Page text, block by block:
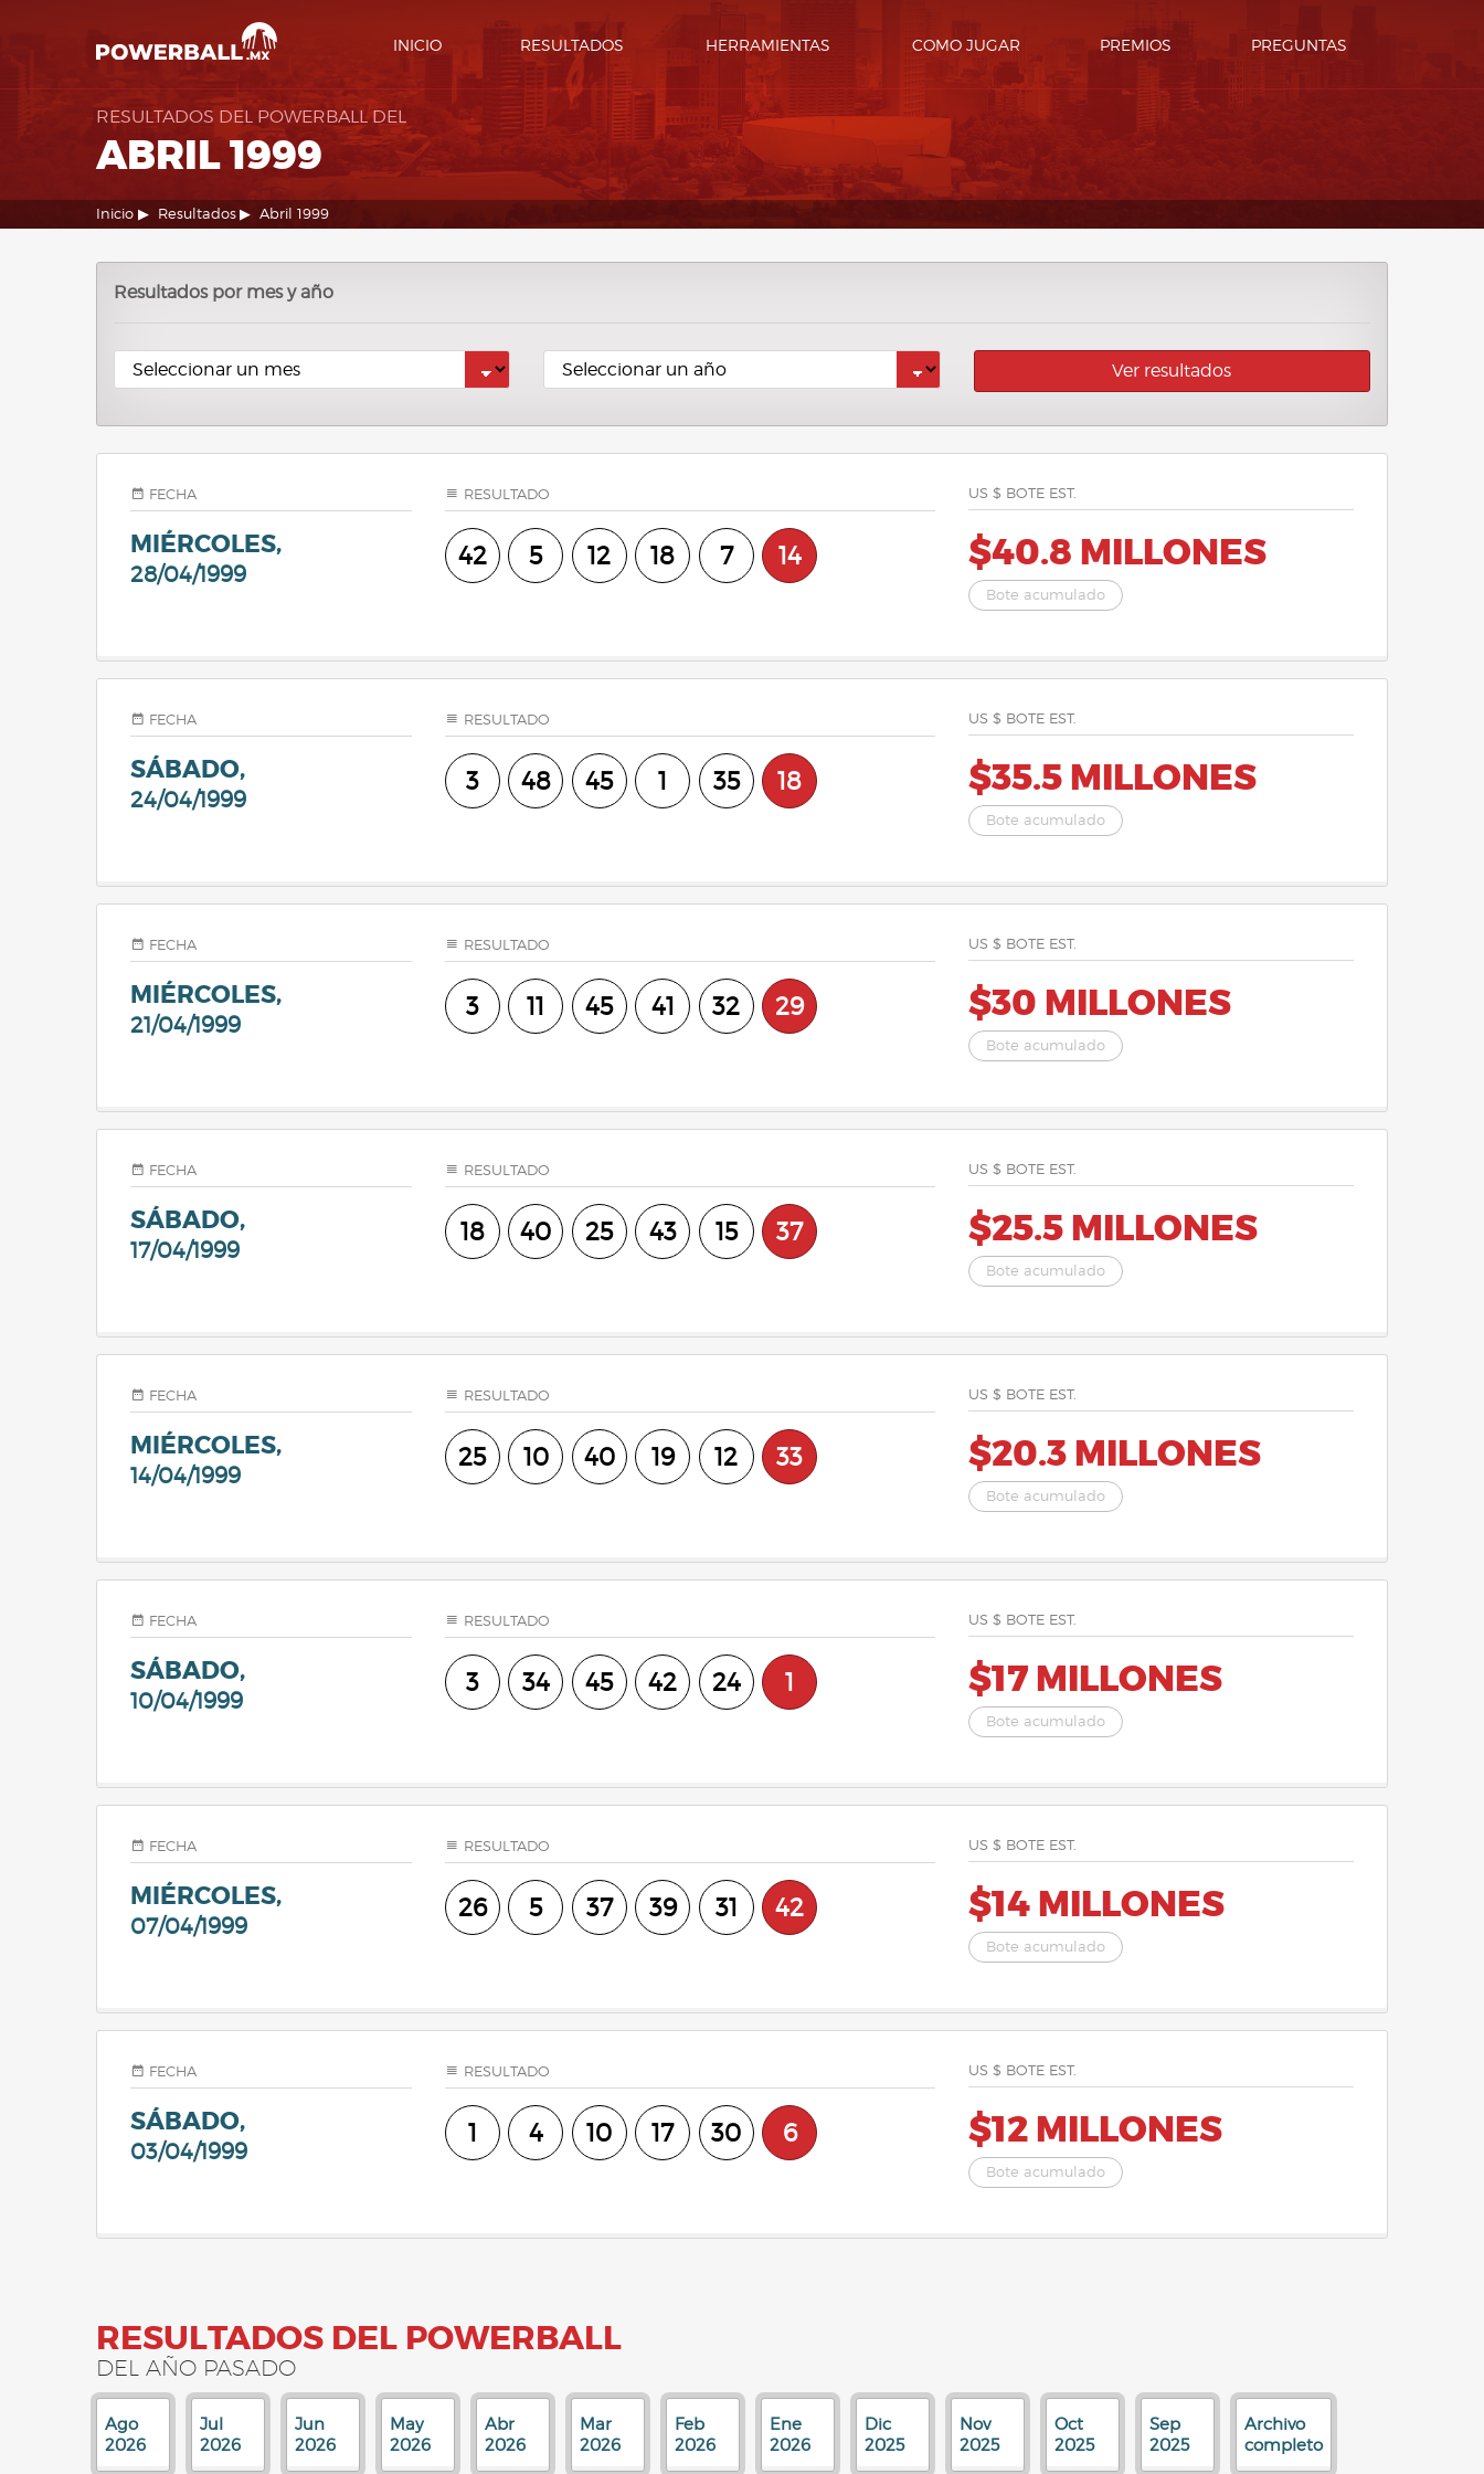
INICIO RESULTADOS HERRAMIENTAS COMO JUGAR PREMIOS PREGUNTAS
RESULTADOS DEL POWERBALL DEL
ABRIL 1999
Inicio Resultados Abril 1999
Resultados por mes y año
Ver resultados
FECHA
MIÉRCOLES,
28/04/1999
RESULTADO
42 5 12 18 7 14
US $ BOTE EST.
$40.8 MILLONES
Bote acumulado
FECHA
SÁBADO,
24/04/1999
RESULTADO
3 48 45 1 35 18
US $ BOTE EST.
$35.5 MILLONES
Bote acumulado
FECHA
MIÉRCOLES,
21/04/1999
RESULTADO
3 11 45 41 32 29
US $ BOTE EST.
$30 MILLONES
Bote acumulado
FECHA
SÁBADO,
17/04/1999
RESULTADO
18 40 25 43 15 37
US $ BOTE EST.
$25.5 MILLONES
Bote acumulado
FECHA
MIÉRCOLES,
14/04/1999
RESULTADO
25 10 40 19 12 33
US $ BOTE EST.
$20.3 MILLONES
Bote acumulado
FECHA
SÁBADO,
10/04/1999
RESULTADO
3 34 45 42 24 1
US $ BOTE EST.
$17 MILLONES
Bote acumulado
FECHA
MIÉRCOLES,
07/04/1999
RESULTADO
26 5 37 39 31 42
US $ BOTE EST.
$14 MILLONES
Bote acumulado
FECHA
SÁBADO,
03/04/1999
RESULTADO
1 4 10 17 30 6
US $ BOTE EST.
$12 MILLONES
Bote acumulado
RESULTADOS DEL POWERBALL
DEL AÑO PASADO
Ago
2026
Jul
2026
Jun
2026
May
2026
Abr
2026
Mar
2026
Feb
2026
Ene
2026
Dic
2025
Nov
2025
Oct
2025
Sep
2025
Archivo
completo